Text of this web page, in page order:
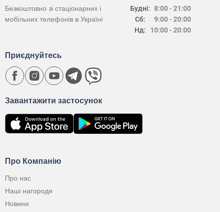
Будні:
Сб:
Нд:
8:00 - 21:00
9:00 - 20:00
10:00 - 20:00
Безкоштовно зі стаціонарних і
мобільних телефонів в Україні
Про Компанію
Про нас
Наші нагороди
Новини
Завантажити застосунок
Приєднуйтесь